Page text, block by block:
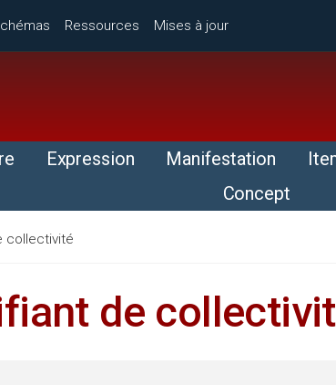
Ressources Mises à jour
Expression Manifestation
Concept
collectivité
de